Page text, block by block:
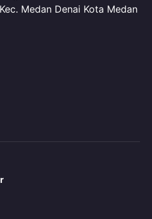
Medan Denai Kota Medan